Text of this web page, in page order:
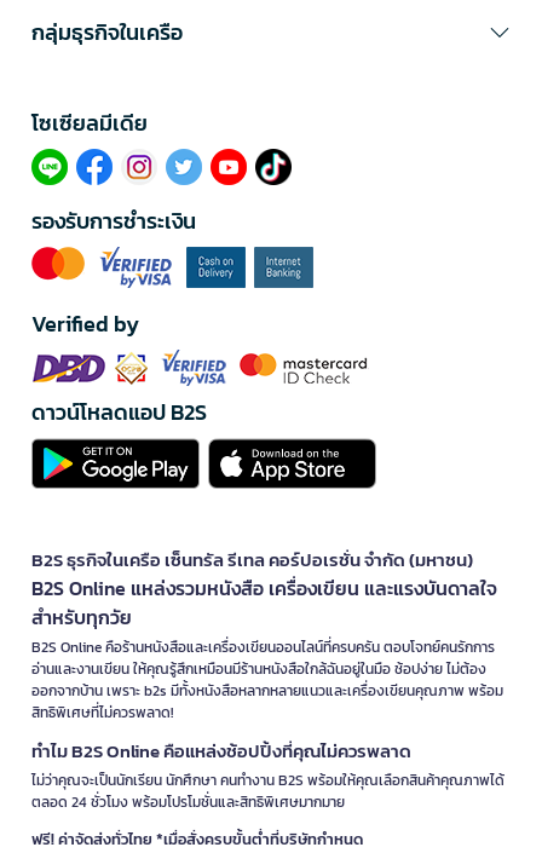
กลุ่มธุรกิจในเครือ
โซเซียลมีเดีย​
รองรับการชำระเงิน
Verified by
ดาวน์โหลดแอป B2S
B2S ธุรกิจในเครือ เซ็นทรัล รีเทล คอร์ปอเรชั่น จำกัด (มหาชน)
B2S Online แหล่งรวมหนังสือ เครื่องเขียน และแรงบันดาลใจ
สำหรับทุกวัย
B2S Online คือร้านหนังสือและเครื่องเขียนออนไลน์ที่ครบครัน ตอบโจทย์คนรักการ
อ่านและงานเขียน ให้คุณรู้สึกเหมือนมีร้านหนังสือใกล้ฉันอยู่ในมือ ช้อปง่าย ไม่ต้อง
ออกจากบ้าน เพราะ b2s มีทั้งหนังสือหลากหลายแนวและเครื่องเขียนคุณภาพ พร้อม
สิทธิพิเศษที่ไม่ควรพลาด!
ทำไม B2S Online คือแหล่งช้อปปิ้งที่คุณไม่ควรพลาด
ไม่ว่าคุณจะเป็นนักเรียน นักศึกษา คนทำงาน B2S พร้อมให้คุณเลือกสินค้าคุณภาพได้
ตลอด 24 ชั่วโมง พร้อมโปรโมชั่นและสิทธิพิเศษมากมาย
ฟรี! ค่าจัดส่งทั่วไทย *เมื่อสั่งครบขั้นต่ำที่บริษัทกำหนด